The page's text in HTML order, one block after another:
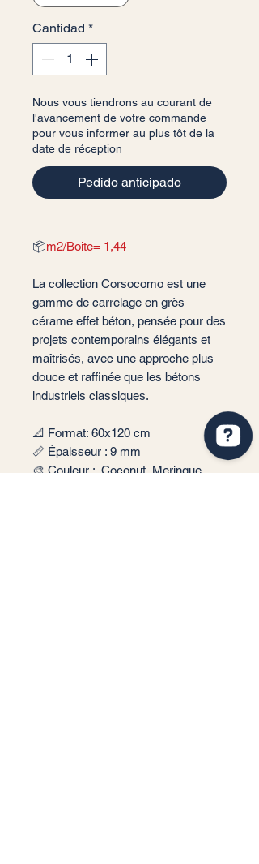
Cantidad *
Nous vous tiendrons au courant de
l'avancement de votre commande
pour vous informer au plus tôt de la
date de réception
Pedido anticipado
📦m2/Boite= 1,44
La collection Corsocomo est une
gamme de carrelage en grès
cérame effet béton, pensée pour des
projets contemporains élégants et
maîtrisés, avec une approche plus
douce et raffinée que les bétons
industriels classiques.
📐 Format: 60x120 cm
📏 Épaisseur : 9 mm
🎨 Couleur : Coconut, Meringue,